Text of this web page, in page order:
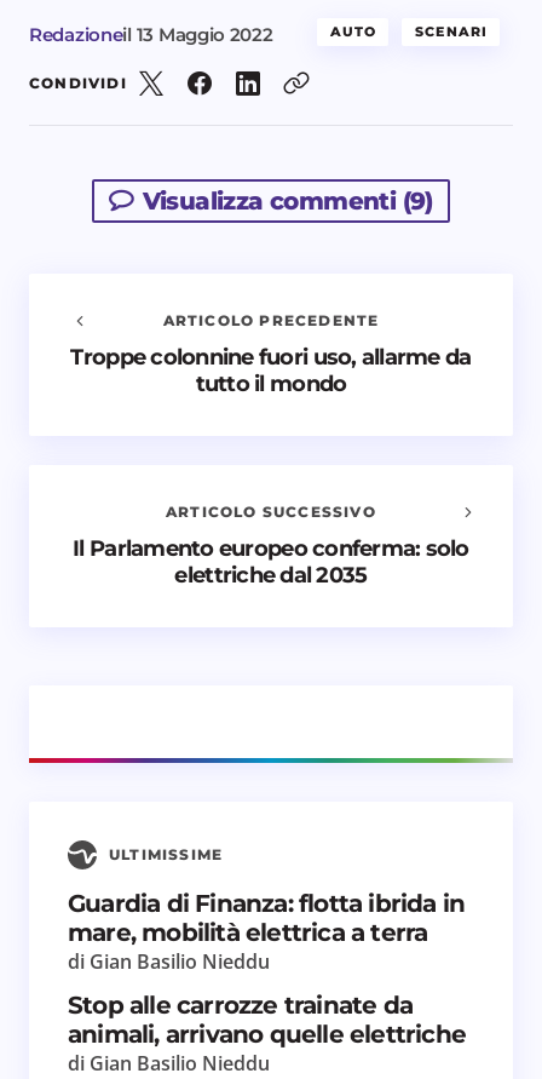
Redazioneil 13 Maggio 2022 AUTO SCENARI
CONDIVIDI
Visualizza commenti (9)
per il prossimo commento.
Avvisami quando vengono aggiunti nuovi
Invia commento
ARTICOLO PRECEDENTE
Troppe colonnine fuori uso, allarme da
tutto il mondo
ARTICOLO SUCCESSIVO
Il Parlamento europeo conferma: solo
elettriche dal 2035
ULTIMISSIME
Guardia di Finanza: flotta ibrida in
mare, mobilità elettrica a terra
di Gian Basilio Nieddu
Stop alle carrozze trainate da
animali, arrivano quelle elettriche
di Gian Basilio Nieddu